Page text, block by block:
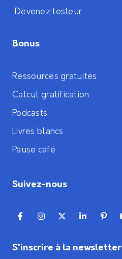
Devenez testeur
Bonus
Ressources gratuites
Calcul gratification
Podcasts
Livres blancs
Pause café
Suivez-nous
S'inscrire à la newsletter